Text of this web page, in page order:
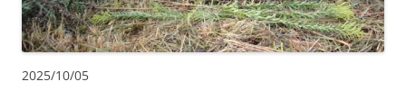
2025/10/05